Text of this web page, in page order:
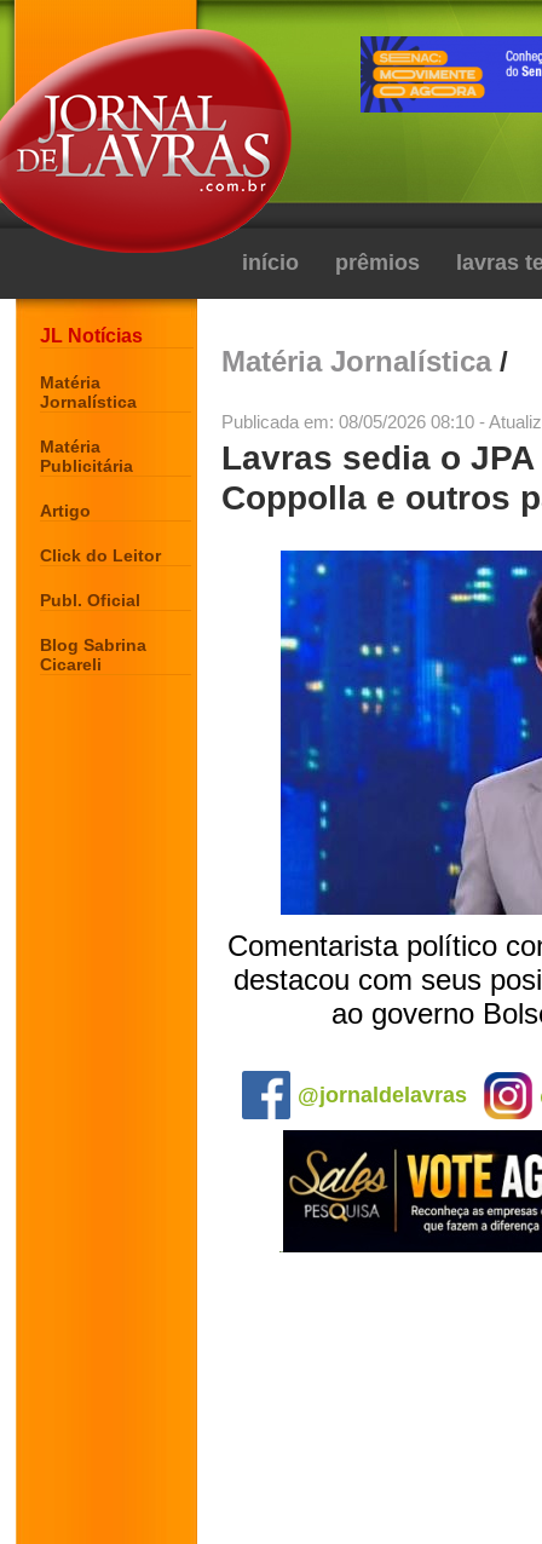
início prêmios lavras
JL Notícias
Matéria
Jornalística
Matéria
Publicitária
Artigo
Click do Leitor
Publ. Oficial
Blog Sabrina
Cicareli
Matéria Jornalística/
Publicada em: 08/05/2026 08:10 -
Lavras sedia o
Coppolla e outros
Comentarista político
destacou com seus
ao governo
@jornaldelavras